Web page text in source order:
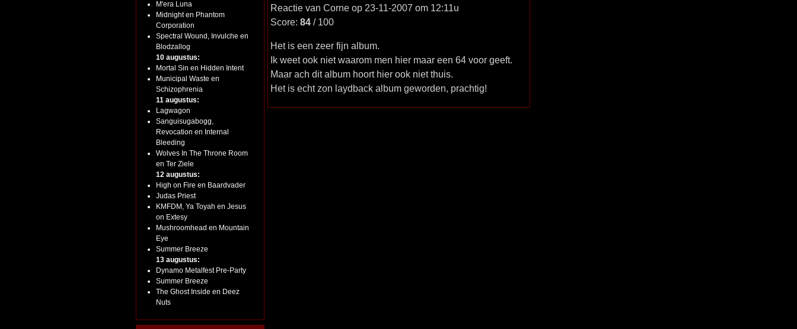
M'era Luna
Midnight en Phantom
Corporation
Spectral Wound, Invulche en
Blodzallog
10 augustus:
Mortal Sin en Hidden Intent
Municipal Waste en
Schizophrenia
11 augustus:
Lagwagon
Sanguisugabogg,
Revocation en Internal
Bleeding
Wolves In The Throne Room
en Ter Ziele
12 augustus:
High on Fire en Baardvader
Judas Priest
KMFDM, Ya Toyah en Jesus
on Extesy
Mushroomhead en Mountain
Eye
Summer Breeze
13 augustus:
Dynamo Metalfest Pre-Party
Summer Breeze
The Ghost Inside en Deez
Nuts
Reactie van Corne op 23-11-2007 om 12:11u
Score: 84/ 100
Het is een zeer fijn album.
Ik weet ook niet waarom men hier maar een 64 voor geeft.
Maar ach dit album hoort hier ook niet thuis.
Het is echt zon laydback album geworden, prachtig!